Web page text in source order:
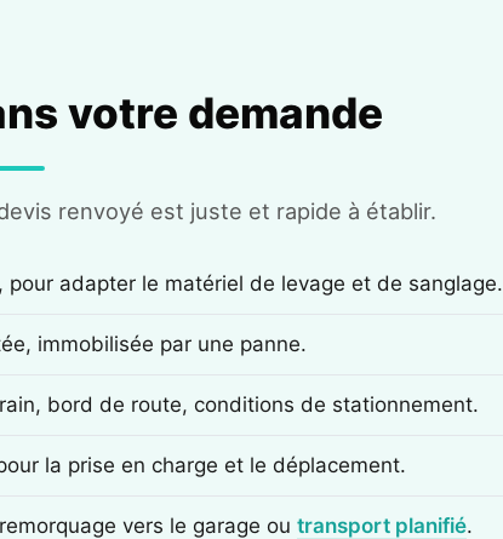
votre demande
renvoyé est juste et rapide à établir.
adapter le matériel de levage et de sanglage.
immobilisée par une panne.
bord de route, conditions de stationnement.
la prise en charge et le déplacement.
vers le garage ou transport planifié.